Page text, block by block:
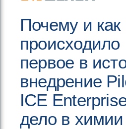
Почему и как
происходило
первое в
внедрение
ICE
дело в химии